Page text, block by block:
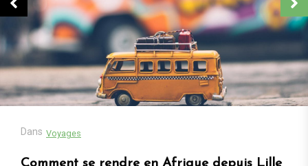
Quels sont les cadeaux les plus populaires
en Afrique ?
13 octobre 2025 0
Cadeaux populaires en Afrique en 2025 : tendances, contextes et
Lire la suite